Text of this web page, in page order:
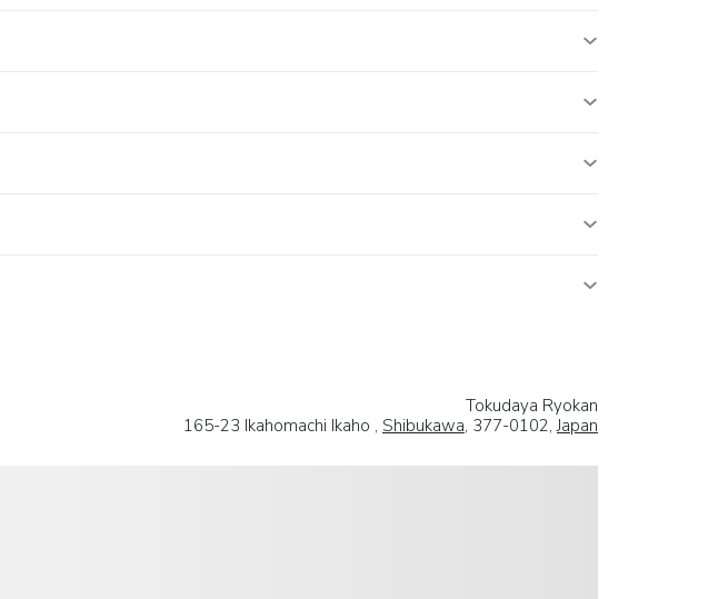
Tokudaya Ryokan
165-23 Ikahomachi Ikaho , Shibukawa, 377-0102,Japan